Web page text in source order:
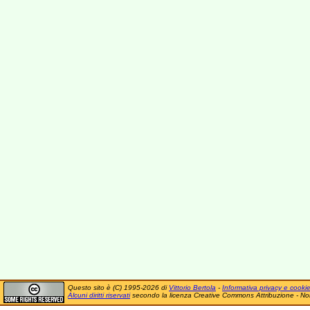
Questo sito è (C) 1995-2026 di Vittorio Bertola - Informativa privacy e cookie
Alcuni diritti riservatisecondo la licenza Creative Commons Attribuzione -